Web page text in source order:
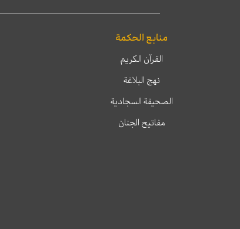
منابع الحكمة
القرآن الكريم
نهج البلاغة
الصحيفة السجادية
مفاتيح الجنان